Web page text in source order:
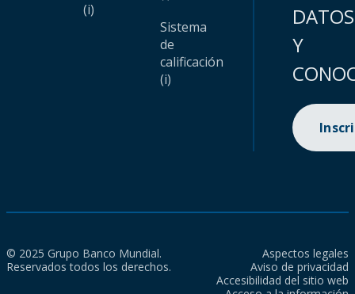
(i)
Sistema
de
calificación
(i)
DATOS
Y
© 2025 Grupo Banco Mundial.
Reservados todos los derechos.
Aspectos legales
Aviso de privacidad
Accesibilidad del sitio web